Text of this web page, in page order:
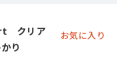
クリア
り
お気に入り